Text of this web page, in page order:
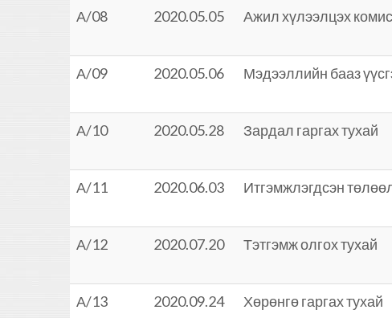
А/08
2020.05.05 Ажил хүлээлцэх
А/09
2020.05.06 Мэдээллийн бааз
А/10
2020.05.28 Зардал гаргах тухай
А/11
2020.06.03 Итгэмжлэгдсэн
А/12
2020.07.20 Тэтгэмж олгох тухай
А/13
2020.09.24 Хөрөнгө гаргах тухай